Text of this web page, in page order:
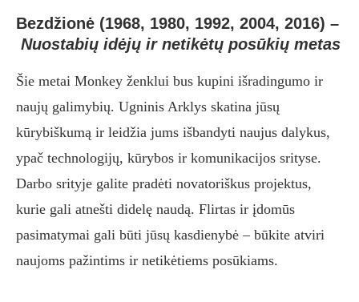
Bezdžionė (1968, 1980, 1992, 2004, 2016) –
Nuostabių idėjų ir netikėtų posūkių metas
Šie metai Monkey ženklui bus kupini išradingumo ir
naujų galimybių. Ugninis Arklys skatina jūsų
kūrybiškumą ir leidžia jums išbandyti naujus dalykus,
ypač technologijų, kūrybos ir komunikacijos srityse.
Darbo srityje galite pradėti novatoriškus projektus,
kurie gali atnešti didelę naudą. Flirtas ir įdomūs
pasimatymai gali būti jūsų kasdienybė – būkite atviri
naujoms pažintims ir netikėtiems posūkiams.